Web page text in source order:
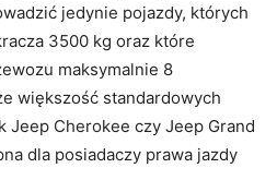
jedynie pojazdy, których
3500 kg oraz które
maksymalnie 8
⁢większość ​standardowych⁢
Jeep Cherokee czy Jeep Grand
‌dla ⁣posiadaczy prawa⁤ jazdy